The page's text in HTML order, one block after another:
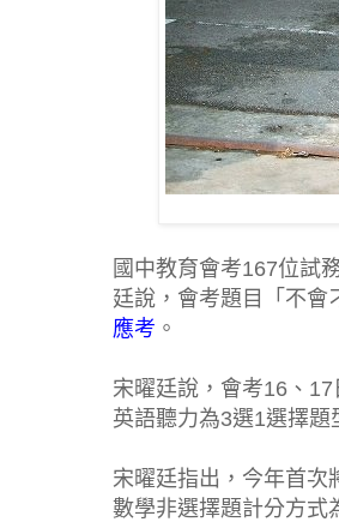
國中教育會考167位試
廷說，會考題目「不會
應考 。
宋曜廷說，會考16、
英語聽力為3選1選擇題
宋曜廷指出，今年首次
數學非選擇題計分方式